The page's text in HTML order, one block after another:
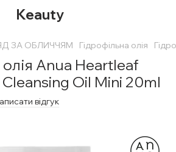
Keauty
ЗА ОБЛИЧЧЯМ Гідрофільна олія
олія Anua Heartleaf
Oil Mini 20ml
відгук